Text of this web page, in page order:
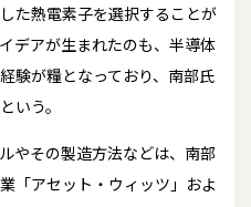
た熱電素子を選択することが
デアが生まれたのも、半導体
験が糧となっており、南部氏
いう。
やその製造方法などは、南部
「アセット・ウィッツ」およ